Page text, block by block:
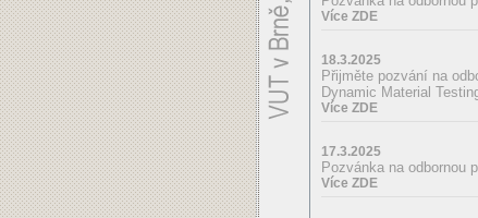
Více ZDE
18.3.2025
Přijměte pozvání na
Dynamic Material
Více ZDE
17.3.2025
Pozvánka na odbornou
Více ZDE